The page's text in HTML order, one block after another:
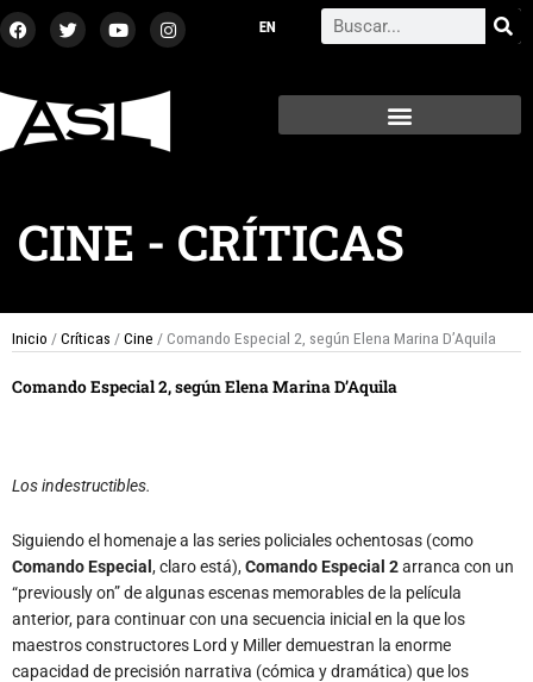
al
F
a
c
o
k
T
w
i
e
r
Y
o
u
b
I
n
s
a
Search
CINE - CRÍTICAS
Inicio /Críticas /Cine / Comando Especial 2, según Elena Marina D’Aquila
Comando Especial 2, según Elena Marina D’Aquila
Los indestructibles.
Siguiendo el homenaje a las series policiales ochentosas (como
Comando Especial , claro está),Comando Especial 2arranca con un
“previously on” de algunas escenas memorables de la película
anterior, para continuar con una secuencia inicial en la que los
maestros constructores Lord y Miller demuestran la enorme
capacidad de precisión narrativa (cómica y dramática) que los